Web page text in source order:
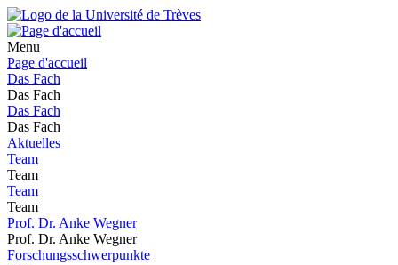
Menu
Page d'accueil
Das Fach
Das Fach
Das Fach
Das Fach
Aktuelles
Team
Team
Team
Team
Prof. Dr. Anke Wegner
Prof. Dr. Anke Wegner
Forschungsschwerpunkte